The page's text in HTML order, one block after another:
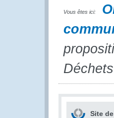
Vous êtes ici:
Site